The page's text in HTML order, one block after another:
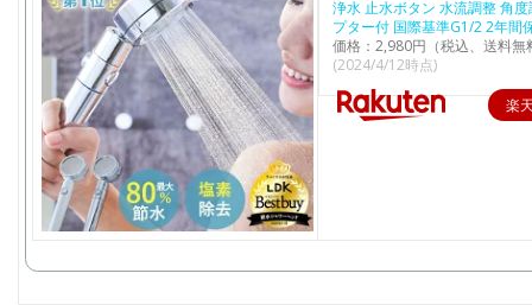
浄水 止水ボタン 水流調整 角
プター付 国際基準G1/2 2年間
価格：2,980円（税込、送料無
(2024/4/12時点)
楽